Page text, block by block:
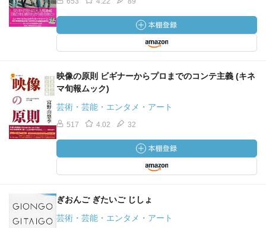
映像の原則 ビギナーからプロまでのコンテ主義 (キネ
マ旬報ムック)
芸術・芸能・エンタメ・アート
517 4.02 32
ぎおんご ぎたいご じしょ
芸術・芸能・エンタメ・アート